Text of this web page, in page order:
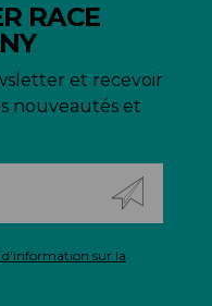
RACE
et recevoir
nouveautés et
d'information sur la